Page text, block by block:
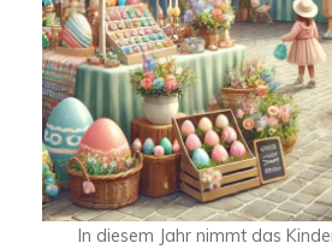
In diesem Jahr nimmt das